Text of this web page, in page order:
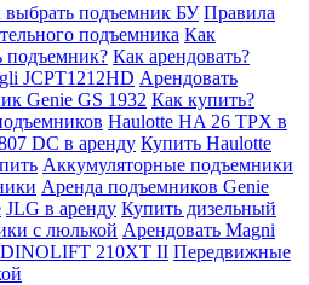
выбрать подъемник БУ Правила
подъемника Как
подъемник? Как арендовать?
JCPT1212HD Арендовать
Genie GS 1932 Как купить?
Haulotte HA 26 TPX в
DC в аренду Купить Haulotte
Аккумуляторные подъемники
Аренда подъемников Genie
JLG в аренду Купить дизельный
с люлькой Арендовать Magni
DINOLIFT 210XT II Передвижные